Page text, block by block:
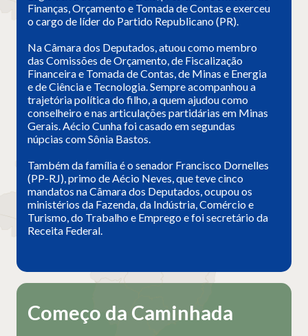
Finanças, Orçamento e Tomada de Contas e exerceu
o cargo de líder do Partido Republicano (PR).
Na Câmara dos Deputados, atuou como membro
das Comissões de Orçamento, de Fiscalização
Financeira e Tomada de Contas, de Minas e Energia
e de Ciência e Tecnologia. Sempre acompanhou a
trajetória política do filho, a quem ajudou como
conselheiro e nas articulações partidárias em Minas
Gerais. Aécio Cunha foi casado em segundas
núpcias com Sônia Bastos.
Também da família é o senador Francisco Dornelles
(PP-RJ), primo de Aécio Neves, que teve cinco
mandatos na Câmara dos Deputados, ocupou os
ministérios da Fazenda, da Indústria, Comércio e
Turismo, do Trabalho e Emprego e foi secretário da
Receita Federal.
Começo da Caminhada